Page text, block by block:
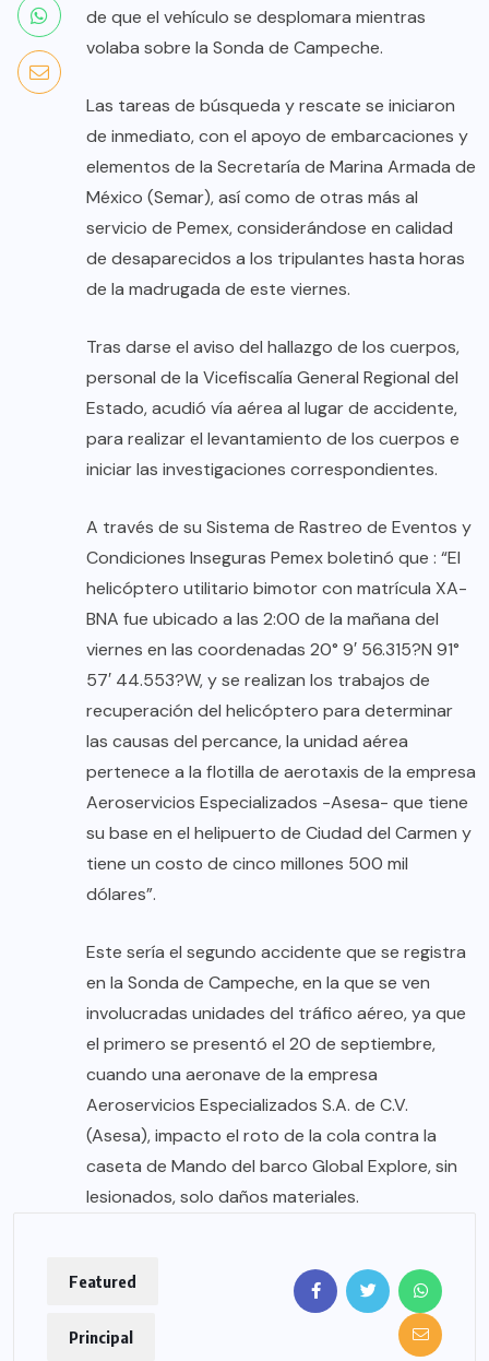
de que el vehículo se desplomara mientras
volaba sobre la Sonda de Campeche.
Las tareas de búsqueda y rescate se iniciaron
de inmediato, con el apoyo de embarcaciones y
elementos de la Secretaría de Marina Armada de
México (Semar), así como de otras más al
servicio de Pemex, considerándose en calidad
de desaparecidos a los tripulantes hasta horas
de la madrugada de este viernes.
Tras darse el aviso del hallazgo de los cuerpos,
personal de la Vicefiscalía General Regional del
Estado, acudió vía aérea al lugar de accidente,
para realizar el levantamiento de los cuerpos e
iniciar las investigaciones correspondientes.
A través de su Sistema de Rastreo de Eventos y
Condiciones Inseguras Pemex boletinó que : “El
helicóptero utilitario bimotor con matrícula XA-
BNA fue ubicado a las 2:00 de la mañana del
viernes en las coordenadas 20° 9′ 56.315?N 91°
57′ 44.553?W, y se realizan los trabajos de
recuperación del helicóptero para determinar
las causas del percance, la unidad aérea
pertenece a la flotilla de aerotaxis de la empresa
Aeroservicios Especializados -Asesa- que tiene
su base en el helipuerto de Ciudad del Carmen y
tiene un costo de cinco millones 500 mil
dólares”.
Este sería el segundo accidente que se registra
en la Sonda de Campeche, en la que se ven
involucradas unidades del tráfico aéreo, ya que
el primero se presentó el 20 de septiembre,
cuando una aeronave de la empresa
Aeroservicios Especializados S.A. de C.V.
(Asesa), impacto el roto de la cola contra la
caseta de Mando del barco Global Explore, sin
lesionados, solo daños materiales.
Featured
Principal